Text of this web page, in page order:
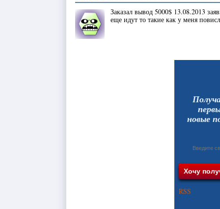
Заказал вывод 5000$ 13.08.2013
еще идут то такие как у меня
новые
RSS